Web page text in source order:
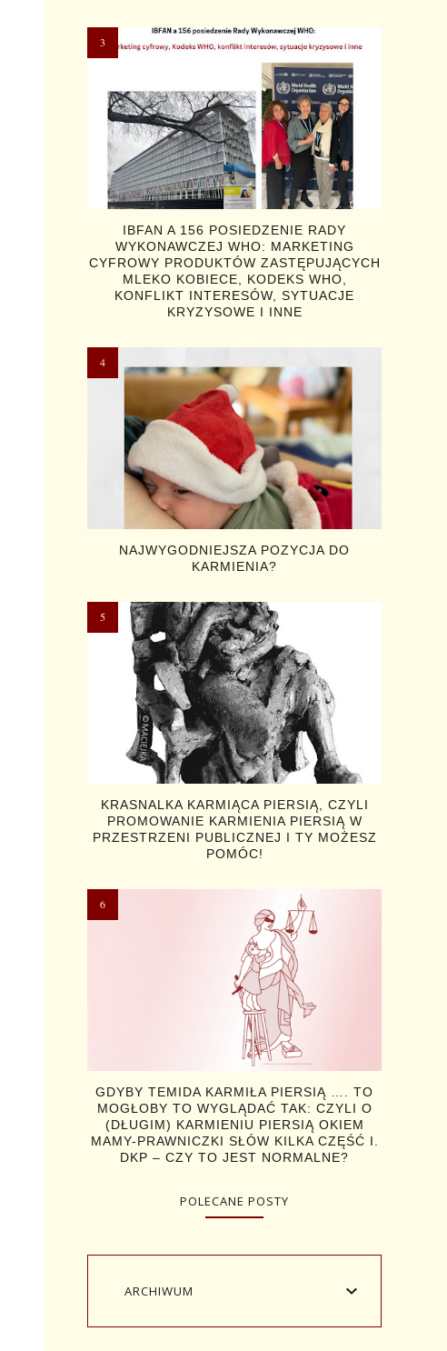
IBFAN A 156 POSIEDZENIE RADY
WYKONAWCZEJ WHO: MARKETING
CYFROWY PRODUKTÓW ZASTĘPUJĄCYCH
MLEKO KOBIECE, KODEKS WHO,
KONFLIKT INTERESÓW, SYTUACJE
KRYZYSOWE I INNE
NAJWYGODNIEJSZA POZYCJA DO
KARMIENIA?
KRASNALKA KARMIĄCA PIERSIĄ, CZYLI
PROMOWANIE KARMIENIA PIERSIĄ W
PRZESTRZENI PUBLICZNEJ I TY MOŻESZ
POMÓC!
GDYBY TEMIDA KARMIŁA PIERSIĄ …. TO
MOGŁOBY TO WYGLĄDAĆ TAK: CZYLI O
(DŁUGIM) KARMIENIU PIERSIĄ OKIEM
MAMY-PRAWNICZKI SŁÓW KILKA CZĘŚĆ I.
DKP – CZY TO JEST NORMALNE?
POLECANE POSTY
ARCHIWUM